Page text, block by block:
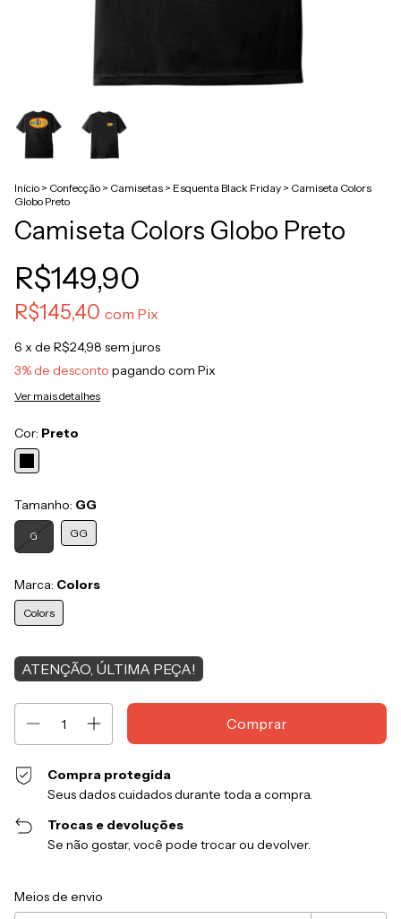
Início > Confecção > Camisetas > Esquenta Black Friday > Camiseta Colors
Globo Preto
Camiseta Colors Globo Preto
R$149,90
R$145,40 com Pix
6 x de R$24,98 sem juros
3% de desconto pagando com Pix
Ver mais detalhes
Cor: Preto
Tamanho: GG
G GG
Marca: Colors
Colors
ATENÇÃO, ÚLTIMA PEÇA!
Compra protegida
Seus dados cuidados durante toda a compra.
Trocas e devoluções
Se não gostar, você pode trocar ou devolver.
Entregas para o CEP:
Meios de envio